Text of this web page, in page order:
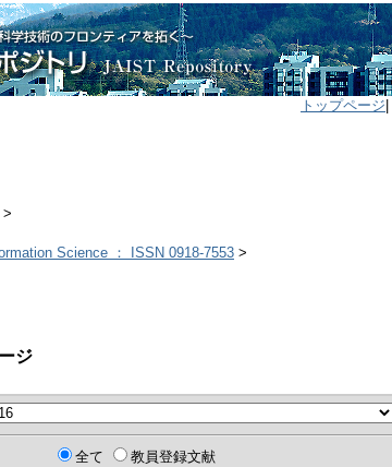
トップページ
>
Science ： ISSN 0918-7553 >
ジ
全て 教員登録文献